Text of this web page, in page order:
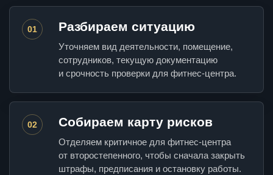
01 Разбираем ситуацию
Уточняем вид деятельности, помещение,
сотрудников, текущую документацию
и срочность проверки для фитнес-центра.
02 Собираем карту рисков
Отделяем критичное для фитнес-центра
от второстепенного, чтобы сначала закрыть
штрафы, предписания и остановку работы.